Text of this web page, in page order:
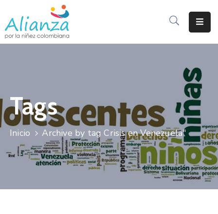
Inicio
Documentos
Prensa
Parte
Tags
Inicio Archive by tag Crisis en Venezuela"